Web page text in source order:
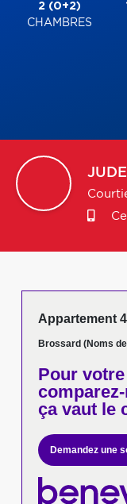
2 (0+2)
CHAMBRES
1
Appartement
Brossard (Noms
Pour votre
ça vaut le
Demandez une